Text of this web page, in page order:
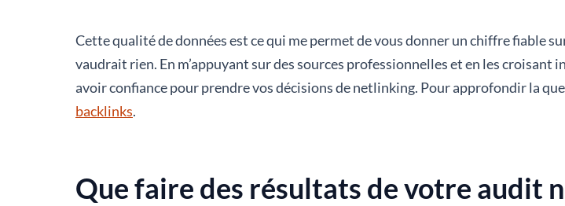
Cette qualité de données est ce qui me permet de vous donner un chiffre fiable
vaudrait rien. En m’appuyant sur des sources professionnelles et en les
avoir confiance pour prendre vos décisions de netlinking. Pour approfondir la
backlinks.
Que faire des résultats de votre audit